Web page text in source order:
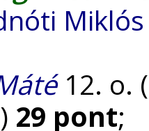
12. o. (
) 29 pont;